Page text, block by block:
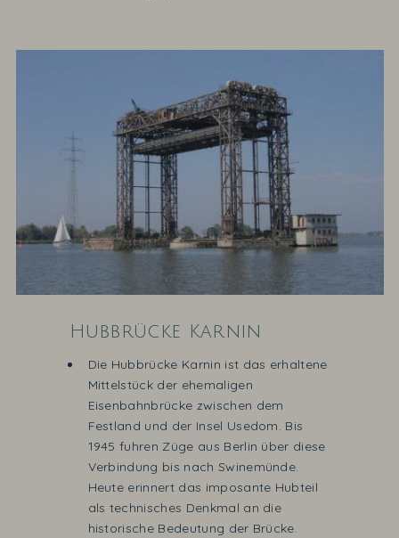
Hubbrücke Karnin
Die Hubbrücke Karnin ist das erhaltene
Mittelstück der ehemaligen
Eisenbahnbrücke zwischen dem
Festland und der Insel Usedom. Bis
1945 fuhren Züge aus Berlin über diese
Verbindung bis nach Swinemünde.
Heute erinnert das imposante Hubteil
als technisches Denkmal an die
historische Bedeutung der Brücke.